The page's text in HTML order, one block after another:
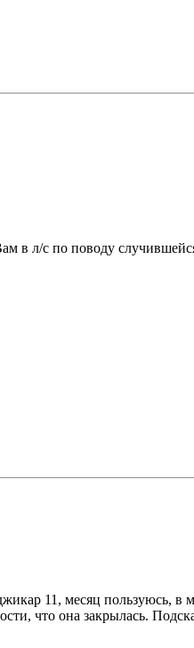
в л/с по поводу
11, месяц пользуюсь, в
что она закрылась.